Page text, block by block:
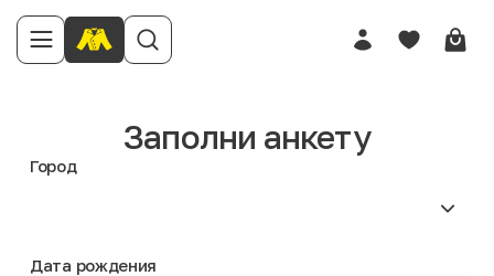
Заполни анкету
Город
Дата рождения